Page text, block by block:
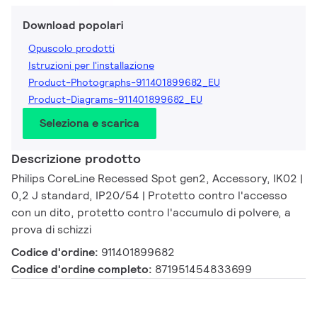
Download popolari
Opuscolo prodotti
Istruzioni per l'installazione
Product-Photographs-911401899682_EU
Product-Diagrams-911401899682_EU
Seleziona e scarica
Descrizione prodotto
Philips CoreLine Recessed Spot gen2, Accessory, IK02 |
0,2 J standard, IP20/54 | Protetto contro l'accesso
con un dito, protetto contro l'accumulo di polvere, a
prova di schizzi
Codice d'ordine: 911401899682
Codice d'ordine completo: 871951454833699